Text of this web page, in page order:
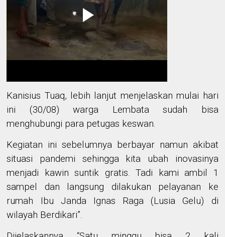
Kanisius Tuaq, lebih lanjut menjelaskan mulai hari
ini (30/08) warga Lembata sudah bisa
menghubungi para petugas keswan.
Kegiatan ini sebelumnya berbayar namun akibat
situasi pandemi sehingga kita ubah inovasinya
menjadi kawin suntik gratis. Tadi kami ambil 1
sampel dan langsung dilakukan pelayanan ke
rumah Ibu Janda Ignas Raga (Lusia Gelu) di
wilayah Berdikari”.